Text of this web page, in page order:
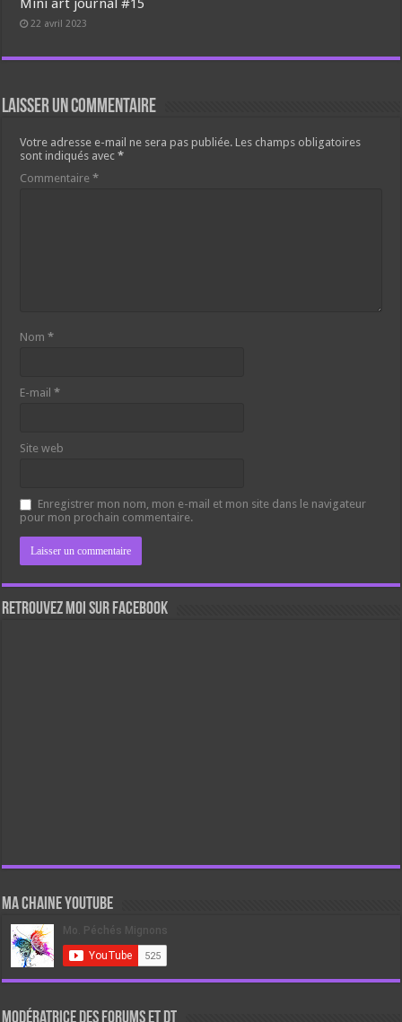
Mini art journal #15
22 avril 2023
Laisser un commentaire
Votre adresse e-mail ne sera pas publiée. Les champs obligatoires
sont indiqués avec*
Commentaire*
Nom*
E-mail*
Site web
Enregistrer mon nom, mon e-mail et mon site dans le navigateur
pour mon prochain commentaire.
Retrouvez moi sur Facebook
Ma chaine Youtube